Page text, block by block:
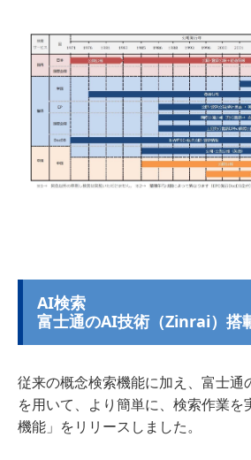
AI検索
富士通のAI技術（Zinrai
従来の概念検索機能に加え、富士通
を用いて、より簡単に、検索作業を
機能」をリリースしました。